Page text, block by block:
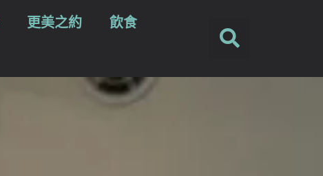
更美之約 飲食